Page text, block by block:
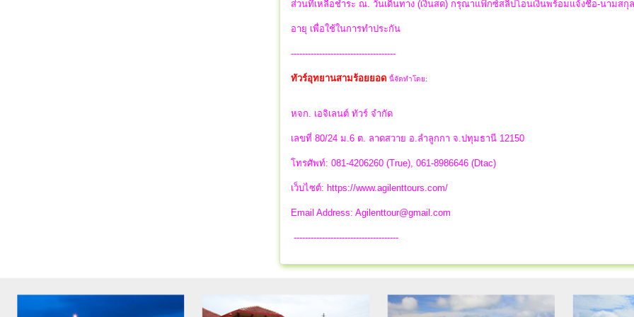
ส่วนที่เหลือชำระ ณ. วันเดินทาง (เงินสด) กรุณาแฟ็กซ์สลิปโอนเงินพร้อมแจ้งชื่อ-นามสกุล
อายุ เพื่อใช้ในการทำประกัน
-------------------------------------
ทัวร์อุทยานสามร้อยยอด นี้จัดทำโดย:
หจก. เอจิเลนต์ ทัวร์ จำกัด
เลขที่ 80/24 ม.6 ต. ลาดสวาย อ.ลำลูกกา จ.ปทุมธานี 12150
โทรศัพท์: 081-4206260 (True), 061-8986646 (Dtac)
เว็บไซต์: https://www.agilenttours.com/
Email Address: Agilenttour@gmail.com
-------------------------------------